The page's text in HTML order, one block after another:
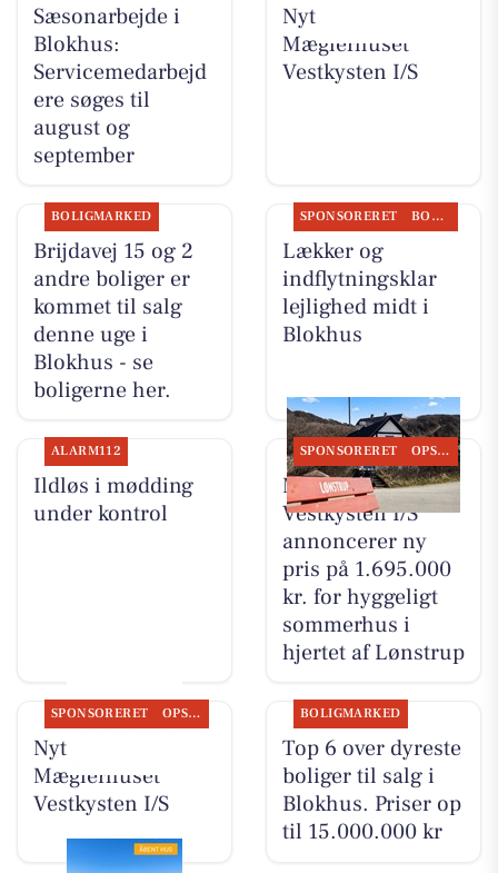
Sæsonarbejde i
Blokhus:
Servicemedarbejd
ere søges til
august og
september
Nyt fra
Mæglerhuset
Vestkysten I/S
BOLIGMARKED
Brijdavej 15 og 2
andre boliger er
kommet til salg
denne uge i
Blokhus - se
boligerne her.
SPONSORERET BOLIGMARKED
Lækker og
indflytningsklar
lejlighed midt i
Blokhus
ALARM112
Ildløs i mødding
under kontrol
SPONSORERET OPSLAGSTAVLEN
Mæglerhuset
Vestkysten I/S
annoncerer ny
pris på 1.695.000
kr. for hyggeligt
sommerhus i
hjertet af Lønstrup
SPONSORERET OPSLAGSTAVLEN
Nyt fra
Mæglerhuset
Vestkysten I/S
BOLIGMARKED
Top 6 over dyreste
boliger til salg i
Blokhus. Priser op
til 15.000.000 kr